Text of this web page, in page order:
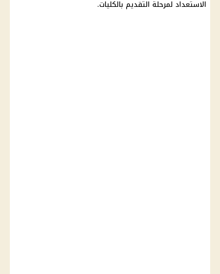
الاستعداد لمرحلة التقديم بالكليات.